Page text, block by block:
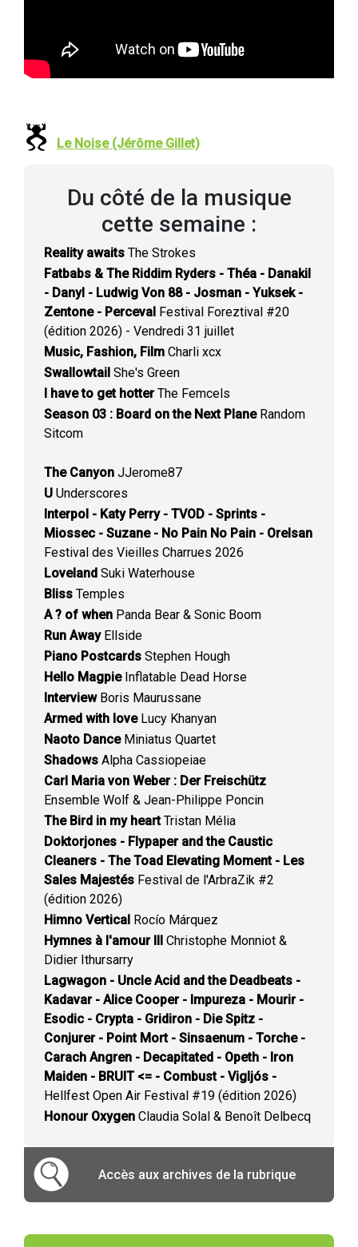
Le Noise (Jérôme Gillet)
Du côté de la musique
cette semaine :
Reality awaits The Strokes
Fatbabs & The Riddim Ryders - Théa - Danakil
- Danyl - Ludwig Von 88 - Josman - Yuksek -
Zentone - Perceval Festival Foreztival #20
(édition 2026) - Vendredi 31 juillet
Music, Fashion, Film Charli xcx
Swallowtail She's Green
I have to get hotterThe Femcels
Season 03 : Board on the Next PlaneRandom
Sitcom
The Canyon JJerome87
U Underscores
Interpol - Katy Perry - TVOD - Sprints -
Miossec - Suzane - No Pain No Pain - Orelsan
Festival des Vieilles Charrues 2026
Loveland Suki Waterhouse
Bliss Temples
A ? of when Panda Bear & Sonic Boom
Run AwayEllside
Piano Postcards Stephen Hough
Hello MagpieInflatable Dead Horse
InterviewBoris Maurussane
Armed with loveLucy Khanyan
Naoto DanceMiniatus Quartet
Shadows Alpha Cassiopeiae
Carl Maria von Weber : Der Freischütz
Ensemble Wolf & Jean-Philippe Poncin
The Bird in my heartTristan Mélia
Doktorjones - Flypaper and the Caustic
Cleaners - The Toad Elevating Moment - Les
Sales Majestés Festival de l'ArbraZik #2
(édition 2026)
Himno Vertical Rocío Márquez
Hymnes à l'amour III Christophe Monniot &
Didier Ithursarry
Lagwagon - Uncle Acid and the Deadbeats -
Kadavar - Alice Cooper - Impureza - Mourir -
Esodic - Crypta - Gridiron - Die Spitz -
Conjurer - Point Mort - Sinsaenum - Torche -
Carach Angren - Decapitated - Opeth - Iron
Maiden - BRUIT <= - Combust - Vigljós -
Hellfest Open Air Festival #19 (édition 2026)
Honour Oxygen Claudia Solal & Benoît Delbecq
Accès aux archives de la rubrique